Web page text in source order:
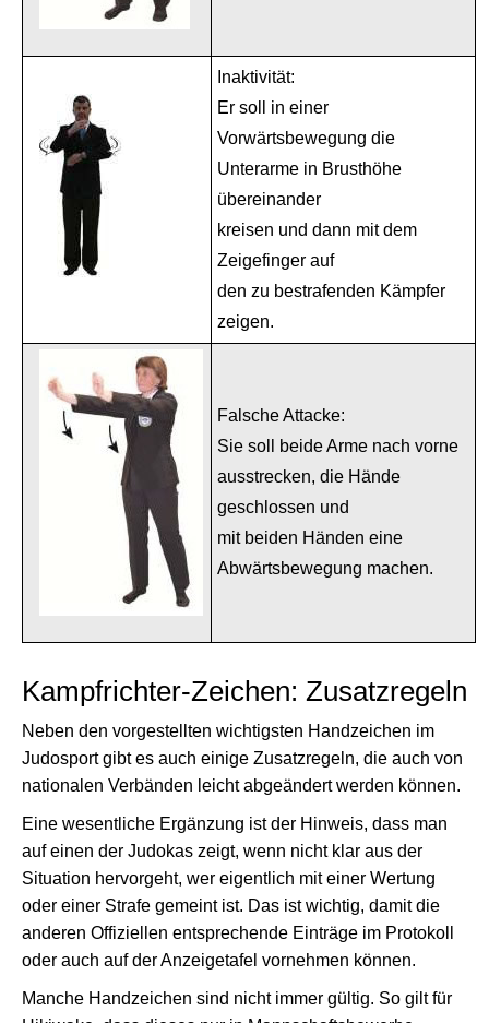
Inaktivität:
Er soll in einer
Vorwärtsbewegung die
Unterarme in Brusthöhe
übereinander
kreisen und dann mit dem
Zeigefinger auf
den zu bestrafenden Kämpfer
zeigen.
Falsche Attacke:
Sie soll beide Arme nach vorne
ausstrecken, die Hände
geschlossen und
mit beiden Händen eine
Abwärtsbewegung machen.
Kampfrichter-Zeichen: Zusatzregeln
Neben den vorgestellten wichtigsten Handzeichen im
Judosport gibt es auch einige Zusatzregeln, die auch von
nationalen Verbänden leicht abgeändert werden können.
Eine wesentliche Ergänzung ist der Hinweis, dass man
auf einen der Judokas zeigt, wenn nicht klar aus der
Situation hervorgeht, wer eigentlich mit einer Wertung
oder einer Strafe gemeint ist. Das ist wichtig, damit die
anderen Offiziellen entsprechende Einträge im Protokoll
oder auch auf der Anzeigetafel vornehmen können.
Manche Handzeichen sind nicht immer gültig. So gilt für